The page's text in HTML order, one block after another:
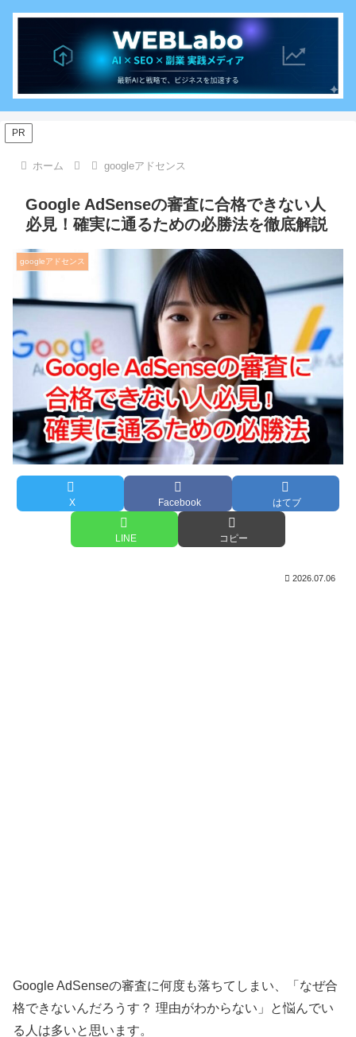
PR
ホーム googleアドセンス
Google AdSenseの審査に合格できない人
必見！確実に通るための必勝法を徹底解説
googleアドセンス
X Facebook はてブ
LINE コピー
2026.07.06
Google AdSenseの審査に何度も落ちてしまい、「なぜ合
格できないんだろうす？ 理由がわからない」と悩んでい
る人は多いと思います。